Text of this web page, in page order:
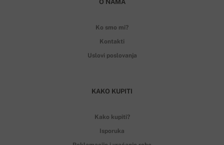
O NAMA
Ko smo mi?
Kontakti
Uslovi poslovanja
KAKO KUPITI
Kako kupiti?
Isporuka